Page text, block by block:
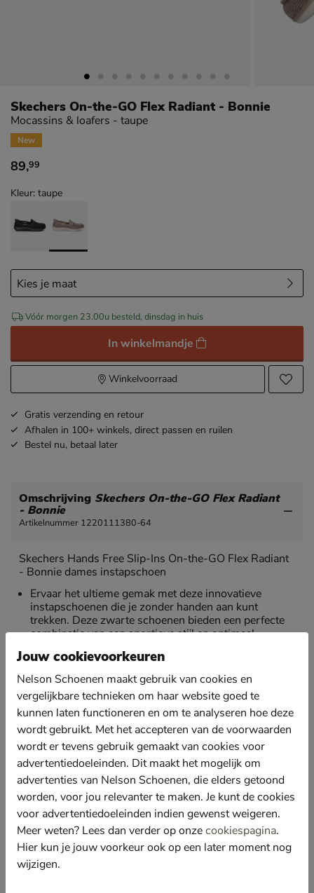
Skechers On-the-GO Flex Radiant - Bonnie
Mocassins & loafers - taupe
New
€ 89,99
89,99
Kleur: taupe
Vóór morgen 23.00u besteld, dinsdag in huis
In winkelmandje
Winkelvoorraad
Gratis verzending en retour
Afhalen in 100+ winkels, direct passen en ruilen
Bestel nu, betaal later
Omschrijving Skechers On-the-GO Flex Radiant
- Bonnie
Artikelnummer 1220111380-64
Skechers Hands Free Slip-Ins On-the-GO Flex Radiant
- Bonnie dames instapschoen
Ervaar het ultieme gemak met deze innovatieve
instapschoenen die je zonder handen aan kunt
trekken. Deze zwarte schoenen bieden een perfecte
combinatie van een sportieve stijl en optimaal
zorgt voor een flexibele en comfortabele pasvorm.
Hierdoor blijven je voeten goed geventileerd en koel,
zelfs bij langdurig gebruik.
De binnenzijde is afgewerkt met zacht textiel dat
heerlijk comfortabel aanvoelt tegen de huid. Dit
materiaal helpt wrijving te voorkomen en draagt bij
aan een aangenaam klimaat in de schoen.
Voorzien van de revolutionaire Hands Free Slip-ins®
technologie en een unieke Heel Pillow die de hiel
veilig en zacht omsluit. De ULTRA GO® tussenzool
absorbeert schokken en de gehele schoen is
bovendien eenvoudig in de wasmachine te reinigen.
Het voetbed is voorzien van Air-Cooled Goga Mat-
Jouw cookievoorkeuren
Nelson Schoenen maakt gebruik van cookies en
vergelijkbare technieken om haar website goed te
kunnen laten functioneren en om te analyseren hoe deze
wordt gebruikt. Met het accepteren van de voorwaarden
wordt er tevens gebruik gemaakt van cookies voor
advertentiedoeleinden. Dit maakt het mogelijk om
advertenties van Nelson Schoenen, die elders getoond
worden, voor jou relevanter te maken. Je kunt de cookies
voor advertentiedoeleinden indien gewenst weigeren.
Meer weten? Lees dan verder op onzecookiespagina.
Hier kun je jouw voorkeur ook op een later moment nog
wijzigen.